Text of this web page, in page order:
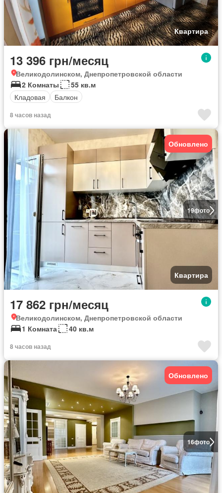
Квартира
13 396 грн/месяц
Великодолинском, Днепропетровской области
2 Комнаты
55 кв.м
Кладовая
Балкон
8 часов назад
19фото
Обновлено
Квартира
17 862 грн/месяц
Великодолинском, Днепропетровской области
1 Комната
40 кв.м
8 часов назад
16фото
Обновлено